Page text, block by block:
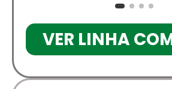
VER LINHA